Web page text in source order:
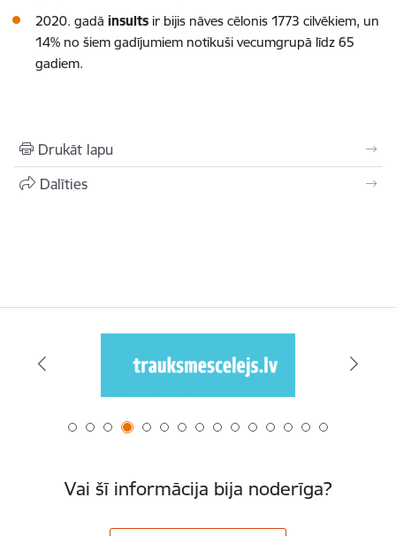
2020. gadā insults ir bijis nāves cēlonis 1773 cilvēkiem, un
14% no šiem gadījumiem notikuši vecumgrupā līdz 65
gadiem.
Drukāt lapu
Dalīties
Vai šī informācija bija noderīga?